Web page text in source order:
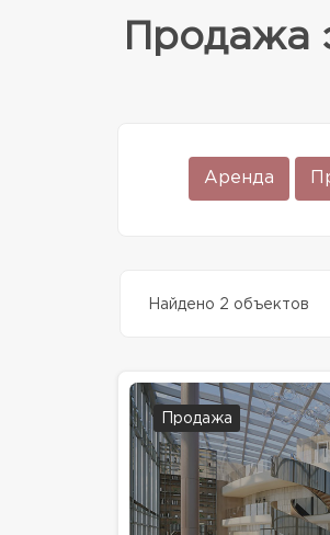
Продажа
Аренда
Найдено 2 объектов
Продажа